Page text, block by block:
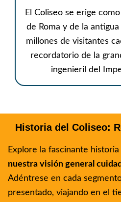
El Coliseo se erige
de Roma y de la
millones de visitantes
recordatorio de la
ingenieril del
Historia del Coliseo:
Explore la fascinante
nuestra visión general
Adéntrese en cada
presentado, viajando en el